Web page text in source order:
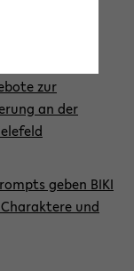
zur
an der
geben BIKI
und